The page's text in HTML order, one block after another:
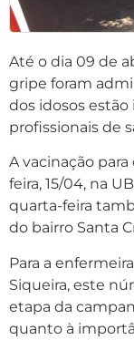
Até o dia 09 de
gripe foram
dos idosos
profissionais de
A vacinação
feira, 15/04, na
quarta-feira
do bairro Santa
Para a
Siqueira, este
etapa da
quanto à